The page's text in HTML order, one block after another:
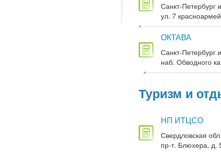
Санкт-Петербург
ул. 7
ОКТАВА
Санкт-Петербург
наб. Обводного
Туризм и
НП ИТЦСО
Свердловская
пр-т. Блюхера, д.